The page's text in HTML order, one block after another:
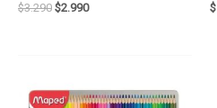
$3.290 $2.990 $